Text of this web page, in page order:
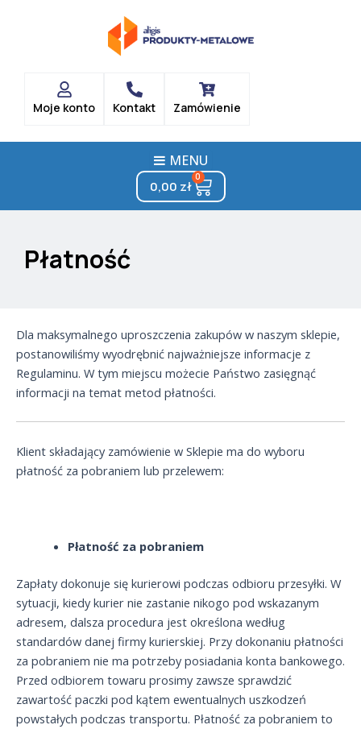
Moje konto Kontakt Zamówienie
MENU
0,00 zł
0
Cart
Płatność
Dla maksymalnego uproszczenia zakupów w naszym sklepie,
postanowiliśmy wyodrębnić najważniejsze informacje z
Regulaminu. W tym miejscu możecie Państwo zasięgnąć
informacji na temat metod płatności.
Klient składający zamówienie w Sklepie ma do wyboru
płatność za pobraniem lub przelewem:
Płatność za pobraniem
Zapłaty dokonuje się kurierowi podczas odbioru przesyłki. W
sytuacji, kiedy kurier nie zastanie nikogo pod wskazanym
adresem, dalsza procedura jest określona według
standardów danej firmy kurierskiej. Przy dokonaniu płatności
za pobraniem nie ma potrzeby posiadania konta bankowego.
Przed odbiorem towaru prosimy zawsze sprawdzić
zawartość paczki pod kątem ewentualnych uszkodzeń
powstałych podczas transportu. Płatność za pobraniem to